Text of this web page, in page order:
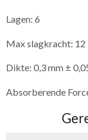
Lagen: 6
Max slagkracht: 12
Dikte: 0,3 mm ±
Absorberende